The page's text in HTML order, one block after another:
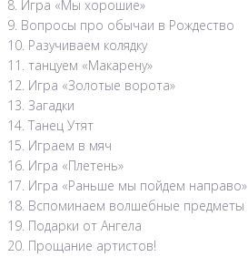
8. Игра «Мы хорошие»
9. Вопросы про обычаи в Рождество
10. Разучиваем колядку
11. танцуем «Макарену»
12. Игра «Золотые ворота»
13. Загадки
14. Танец Утят
15. Играем в мяч
16. Игра «Плетень»
17. Игра «Раньше мы пойдем направо»
18. Вспоминаем волшебные предметы
19. Подарки от Ангела
20. Прощание артистов!